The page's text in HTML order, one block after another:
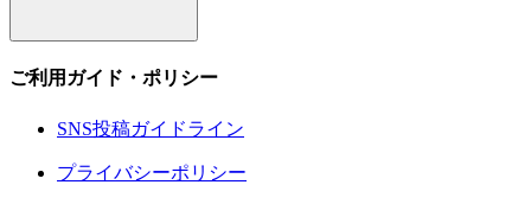
ご利用ガイド・ポリシー
SNS投稿ガイドライン
プライバシーポリシー